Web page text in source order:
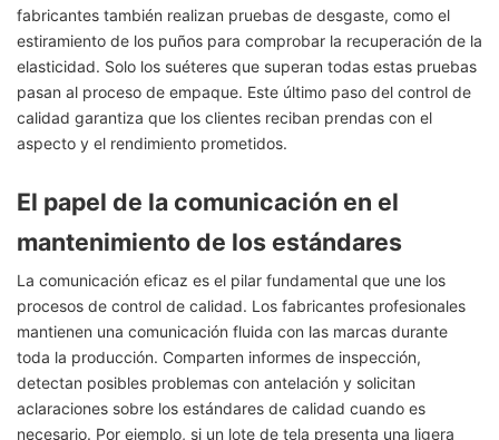
fabricantes también realizan pruebas de desgaste, como el
estiramiento de los puños para comprobar la recuperación de la
elasticidad. Solo los suéteres que superan todas estas pruebas
pasan al proceso de empaque. Este último paso del control de
calidad garantiza que los clientes reciban prendas con el
aspecto y el rendimiento prometidos.
El papel de la comunicación en el
mantenimiento de los estándares
La comunicación eficaz es el pilar fundamental que une los
procesos de control de calidad. Los fabricantes profesionales
mantienen una comunicación fluida con las marcas durante
toda la producción. Comparten informes de inspección,
detectan posibles problemas con antelación y solicitan
aclaraciones sobre los estándares de calidad cuando es
necesario. Por ejemplo, si un lote de tela presenta una ligera